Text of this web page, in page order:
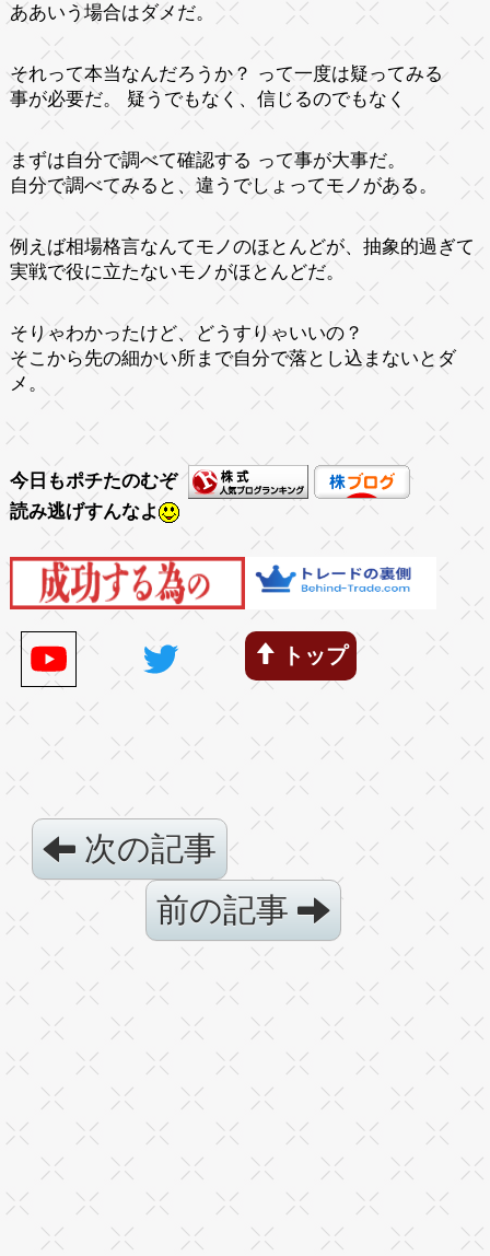
ああいう場合はダメだ。
それって本当なんだろうか？ って一度は疑ってみる
事が必要だ。 疑うでもなく、信じるのでもなく
まずは自分で調べて確認する って事が大事だ。
自分で調べてみると、違うでしょってモノがある。
例えば相場格言なんてモノのほとんどが、抽象的過ぎて
実戦で役に立たないモノがほとんどだ。
そりゃわかったけど、どうすりゃいいの？
そこから先の細かい所まで自分で落とし込まないとダ
メ。
今日もポチたのむぞ
読み逃げすんなよ
トップ
次の記事
前の記事